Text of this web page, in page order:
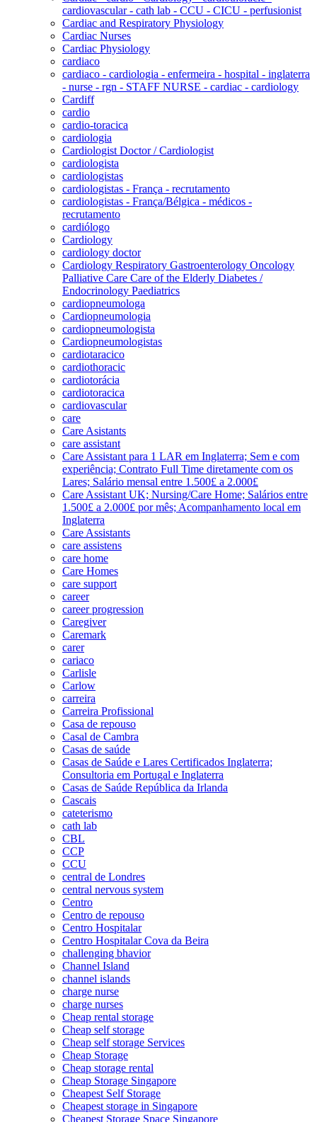
cardiovascular - cath lab - CCU - CICU - perfusionist
Cardiac and Respiratory Physiology
Cardiac Nurses
Cardiac Physiology
cardiaco
cardiaco - cardiologia - enfermeira - hospital - inglaterra
- nurse - rgn - STAFF NURSE - cardiac - cardiology
Cardiff
cardio
cardio-toracica
cardiologia
Cardiologist Doctor / Cardiologist
cardiologista
cardiologistas
cardiologistas - França - recrutamento
cardiologistas - França/Bélgica - médicos -
recrutamento
cardiólogo
Cardiology
cardiology doctor
Cardiology Respiratory Gastroenterology Oncology
Palliative Care Care of the Elderly Diabetes /
Endocrinology Paediatrics
cardiopneumologa
Cardiopneumologia
cardiopneumologista
Cardiopneumologistas
cardiotaracico
cardiothoracic
cardiotorácia
cardiotoracica
cardiovascular
care
Care Asistants
care assistant
Care Assistant para 1 LAR em Inglaterra; Sem e com
experiência; Contrato Full Time diretamente com os
Lares; Salário mensal entre 1.500£ a 2.000£
Care Assistant UK; Nursing/Care Home; Salários entre
1.500£ a 2.000£ por mês; Acompanhamento local em
Inglaterra
Care Assistants
care assistens
care home
Care Homes
care support
career
career progression
Caregiver
Caremark
carer
cariaco
Carlisle
Carlow
carreira
Carreira Profissional
Casa de repouso
Casal de Cambra
Casas de saúde
Casas de Saúde e Lares Certificados Inglaterra;
Consultoria em Portugal e Inglaterra
Casas de Saúde República da Irlanda
Cascais
cateterismo
cath lab
CBL
CCP
CCU
central de Londres
central nervous system
Centro
Centro de repouso
Centro Hospitalar
Centro Hospitalar Cova da Beira
challenging bhavior
Channel Island
channel islands
charge nurse
charge nurses
Cheap rental storage
Cheap self storage
Cheap self storage Services
Cheap Storage
Cheap storage rental
Cheap Storage Singapore
Cheapest Self Storage
Cheapest storage in Singapore
Cheapest Storage Space Singapore